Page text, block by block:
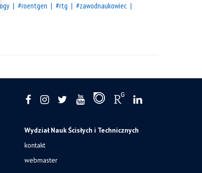
#roentgen #rtg
#zawodnaukowiec
Wydział Nauk Ścisłych i Technicznych
kontakt
webmaster